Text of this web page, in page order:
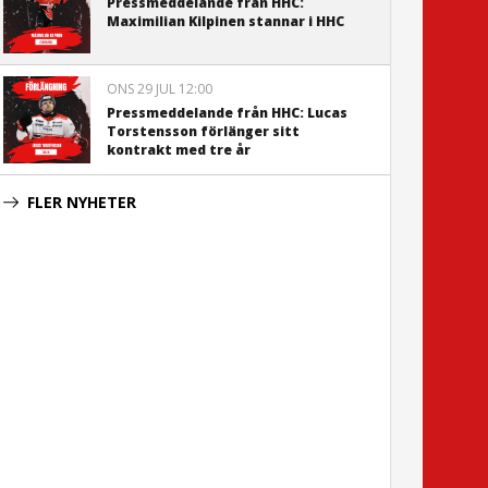
Maximilian Kilpinen stannar i HHC
ONS 29 JUL 12:00
Pressmeddelande från HHC: Lucas
Torstensson förlänger sitt
kontrakt med tre år
FLER NYHETER